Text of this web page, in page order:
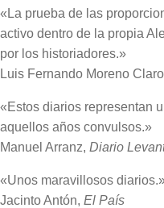
«La prueba de las
activo dentro de la propia
por los historiadores.»
Luis Fernando Moreno
«Estos diarios representan
aquellos años convulsos.»
Manuel Arranz, Diario
«Unos maravillosos
Jacinto Antón, El País